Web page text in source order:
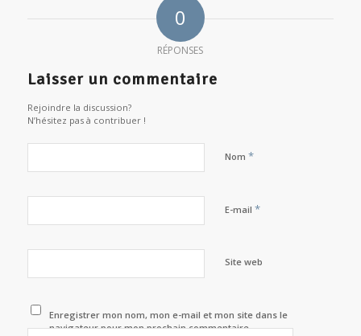
0
RÉPONSES
Laisser un commentaire
Rejoindre la discussion?
N’hésitez pas à contribuer !
Nom *
E-mail *
Site web
Enregistrer mon nom, mon e-mail et mon site dans le
navigateur pour mon prochain commentaire.